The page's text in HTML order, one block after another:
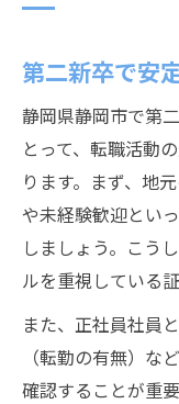
第二新卒で安
静岡県静岡市で第
とって、転職活動
ります。まず、地
や未経験歓迎とい
しましょう。こう
ルを重視している証
また、正社員社員
（転勤の有無）な
確認することが重